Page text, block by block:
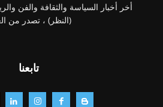
أخر أخبار السياسة والثقافة والفن
(النظر) ، تصدر من
تابعنا